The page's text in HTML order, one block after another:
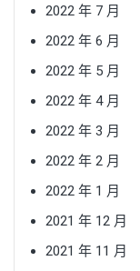
2022 年 7 月
2022 年 6 月
2022 年 5 月
2022 年 4 月
2022 年 3 月
2022 年 2 月
2022 年 1 月
2021 年 12 月
2021 年 11 月